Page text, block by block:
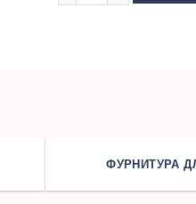
ФУРНИТУРА